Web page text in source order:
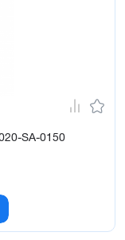
SA-0150